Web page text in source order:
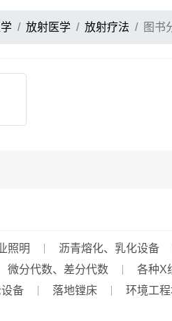
放射医学 放射疗法 图书
照明 沥青熔化、乳化设备
微分代数、差分代数 各种X
备 落地镗床 环境工